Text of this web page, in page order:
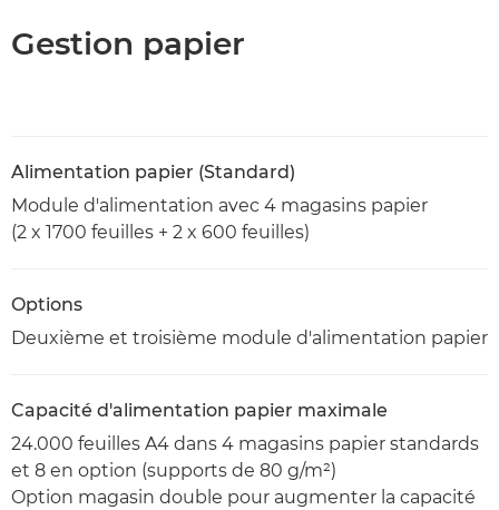
Gestion papier
Alimentation papier (Standard)
Module d'alimentation avec 4 magasins papier
(2 x 1700 feuilles + 2 x 600 feuilles)
Options
Deuxième et troisième module d'alimentation papier
Capacité d'alimentation papier maximale
24.000 feuilles A4 dans 4 magasins papier standards
et 8 en option (supports de 80 g/m²)
Option magasin double pour augmenter la capacité